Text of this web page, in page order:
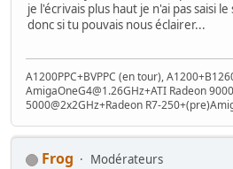
je l'écrivais plus haut je n'ai pas saisi
donc si tu pouvais nous éclairer...
A1200PPC+BVPPC (en tour),
AmigaOneG4@1.26GHz+ATI Radeon
5000@2x2GHz+Radeon R7-
Frog
Modérateurs